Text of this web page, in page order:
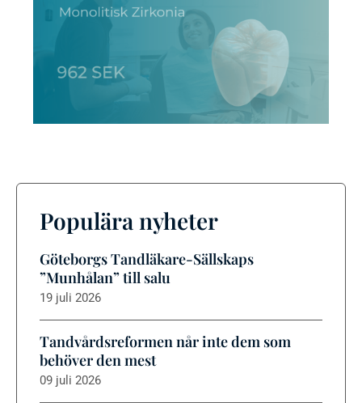
Populära nyheter
Göteborgs Tandläkare-Sällskaps
”Munhålan” till salu
19 juli 2026
Tandvårdsreformen når inte dem som
behöver den mest
09 juli 2026